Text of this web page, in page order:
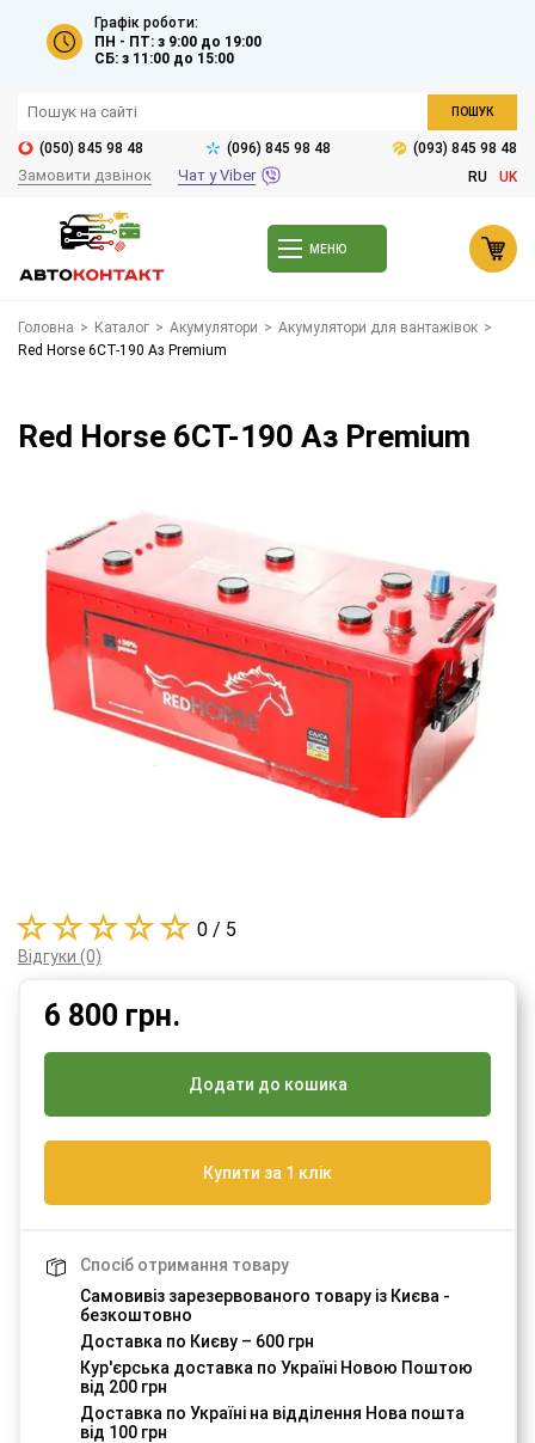
Графік роботи:
ПН - ПТ: з 9:00 до 19:00
СБ: з 11:00 до 15:00
ПОШУК
(050) 845 98 48 (096) 845 98 48 (093) 845 98 48
Замовити дзвінок Чат у Viber RU UK
МЕНЮ
Головна > Каталог > Акумулятори > Акумулятори для вантажівок >
Red Horse 6СТ-190 Аз Premium
Red Horse 6СТ-190 Аз Premium
6 800 грн.
Додати до кошика
Купити за 1 клік
Спосіб отримання товару
Самовивіз зарезервованого товару із Києва -
безкоштовно
Доставка по Києву – 600 грн
Кур'єрська доставка по Україні Новою Поштою
від 200 грн
Доставка по Україні на відділення Нова пошта
від 100 грн
0 / 5
Відгуки (0)